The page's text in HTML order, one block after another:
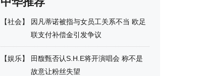
【社会】
因凡蒂诺被指与女员工关系不当 欧足
联支付补偿金引发争议
【娱乐】
田馥甄否认S.H.E将开演唱会 称不是
故意让粉丝失望